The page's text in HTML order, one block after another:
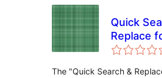
Quick
Replace
Page
The "Quick Search &